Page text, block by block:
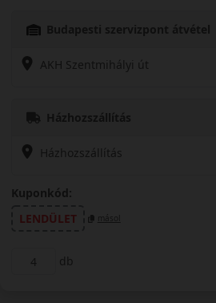
Budapesti szervizpont átvétel
AKH Szentmihályi út
Házhozszállítás
Házhozszállítás
Kuponkód:
LENDÜLET
másol
db